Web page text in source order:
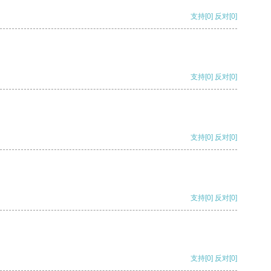
支持[0] 反对[0]
支持[0] 反对[0]
支持[0] 反对[0]
支持[0] 反对[0]
支持[0] 反对[0]